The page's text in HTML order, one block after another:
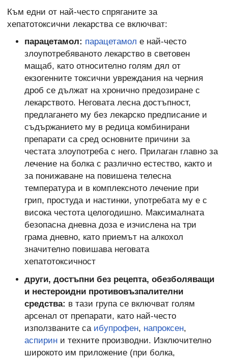
Към едни от най-често спряганите за
хепатотоксични лекарства се включват:
парацетамол: парацетамол е най-често
злоупотребяваното лекарство в световен
мащаб, като относително голям дял от
екзогенните токсични увреждания на черния
дроб се дължат на хронично предозиране с
лекарството. Неговата лесна достъпност,
предлагането му без лекарско предписание и
съдържанието му в редица комбинирани
препарати са сред основните причини за
честата злоупотреба с него. Прилаган главно за
лечение на болка с различно естество, както и
за понижаване на повишена телесна
температура и в комплексното лечение при
грип, простуда и настинки, употребата му е с
висока честота целогодишно. Максималната
безопасна дневна доза е изчислена на три
грама дневно, като приемът на алкохол
значително повишава неговата
хепатотоксичност
други, достъпни без рецепта, обезболяващи
и нестероидни противовъзпалителни
средства: в тази група се включват голям
арсенал от препарати, като най-често
използваните са ибупрофен, напроксен,
аспирини техните производни. Изключително
широкото им приложение (при болка,